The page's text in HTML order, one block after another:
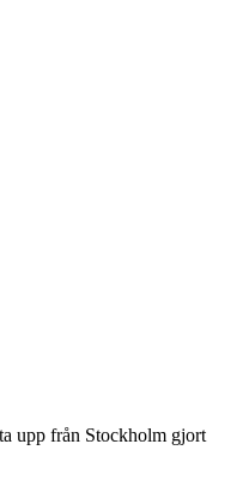
upp från Stockholm gjort